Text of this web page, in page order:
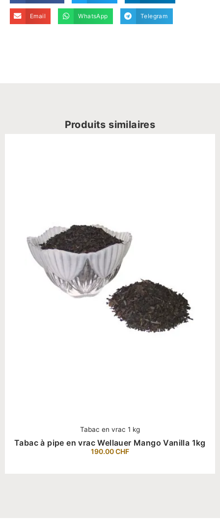
Email WhatsApp Telegram
Produits similaires
Tabac en vrac 1 kg
Tabac à pipe en vrac Wellauer Mango Vanilla 1kg
190.00CHF